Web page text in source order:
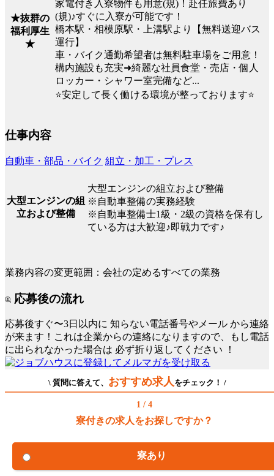
★抜群の
福利厚生
★
家電付き入寮物件も用意(規)！赴任旅費あり
(規)♪すぐに入寮が可能です！
橋本駅・相模原駅・上溝駅より【無料送迎バス
運行】
車・バイク通勤希望者は無料駐車場をご用意！
構内施設も充実➜綺麗な社員食堂・売店・個人
ロッカー・シャワー室完備など...
⭐安定して長く働ける環境が整っております⭐
仕事内容
自動車・部品・バイク 組立・加工・プレス
大型エンジンの組
立および整備
大型エンジンの組立および整備
※自動車整備の実務経験
※自動車整備士1級・2級の資格を保有し
ている方は大歓迎♪即戦力です♪
業務内容の変更範囲：会社の定めるすべての業務
応募後の流れ
応募後すぐ〜3日以内に 知らない電話番号やメール から連絡
が来ます！これは企業からの連絡になりますので、もし電話
に出られなかった場合は 必ず折り返してください ！
\ 質問に答えて、 おすすめ求人をチェック！ /
1 / 4
寮付きの求人をお探しですか？
寮あり